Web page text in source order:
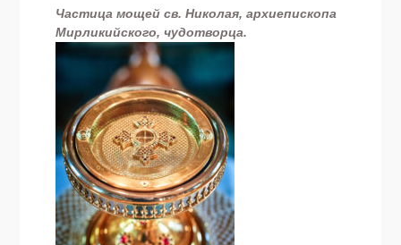
Частица мощей св. Николая, архиепископа
Мирликийского, чудотворца.